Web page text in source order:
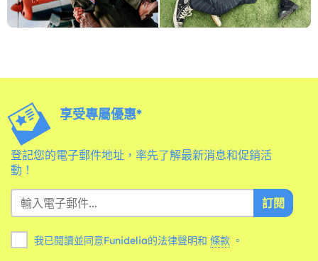
享受專屬優惠*
登記您的電子郵件地址，率先了解最新消息和促銷活
動！
訂閱
我已閱讀並同意Funidelia的法律聲明和 條款 。